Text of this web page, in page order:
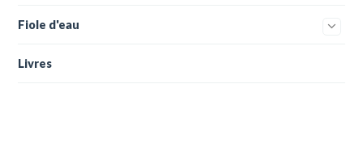
Fiole d'eau
Livres